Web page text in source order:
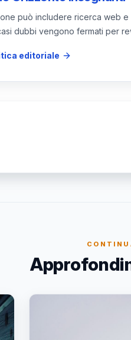
può includere ricerca web e
dubbi vengono fermati per
editoriale